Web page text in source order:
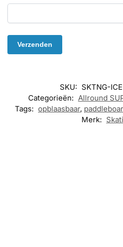
SKU: SKTNG-
Categorieën: Allround
Tags: opblaasbaar,
Merk: